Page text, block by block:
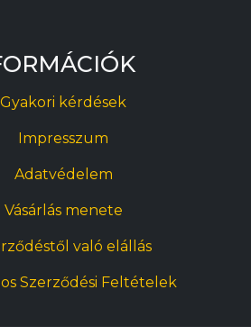
Gyakori kérdések
Impresszum
Adatvédelem
Vásárlás menete
való elállás
Szerződési Feltételek